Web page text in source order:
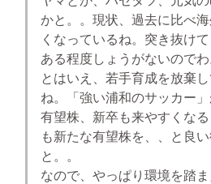
かと。。現状、過去に比べ
くなっているね。突き抜け
ある程度しょうがないのでわ
とはいえ、若手育成を放棄
ね。「強い浦和のサッカー
有望株、新卒も来やすくな
も新たな有望株を、、と良
と。。
なので、やっぱり環境を踏